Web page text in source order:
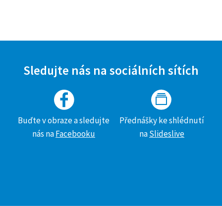
Sledujte nás na sociálních sítích
Buďte v obraze a sledujte
nás naFacebooku
Přednášky ke shlédnutí
naSlideslive